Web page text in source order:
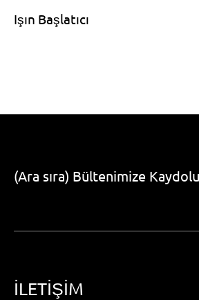
Işın Başlatıcı
(Ara sıra) Bültenimize
İLETİŞİM